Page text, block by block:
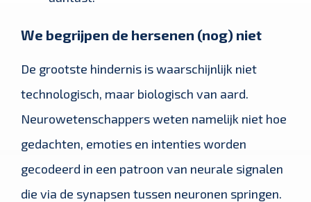
We begrijpen de hersenen (nog) niet
De grootste hindernis is waarschijnlijk niet
technologisch, maar biologisch van aard.
Neurowetenschappers weten namelijk niet hoe
gedachten, emoties en intenties worden
gecodeerd in een patroon van neurale signalen
die via de synapsen tussen neuronen springen.